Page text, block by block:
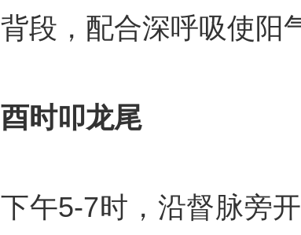
背段，配合深呼吸使阳
酉时叩龙尾
下午5-7时，沿督脉旁